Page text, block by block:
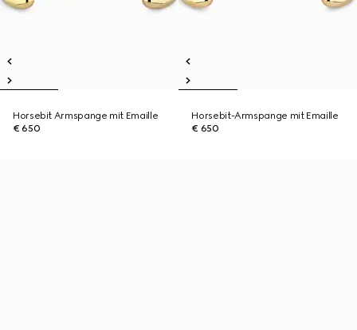
Horsebit Armspange mit Emaille
€ 650
Horsebit-Armspange mit Emaille
€ 650